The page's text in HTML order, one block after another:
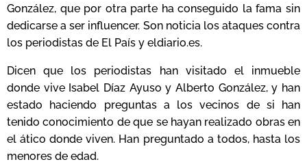
González, que por otra parte ha conseguido la fama sin
dedicarse a ser influencer. Son noticia los ataques contra
los periodistas de El País y eldiario.es.
Dicen que los periodistas han visitado el inmueble
donde vive Isabel Díaz Ayuso y Alberto González, y han
estado haciendo preguntas a los vecinos de si han
tenido conocimiento de que se hayan realizado obras en
el ático donde viven. Han preguntado a todos, hasta los
menores de edad.